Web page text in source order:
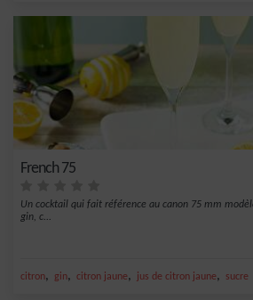
French 75
Un cocktail qui fait référence au canon 75 mm
gin, c...
citron, gin, citron jaune, jus de citron jaune, sucre